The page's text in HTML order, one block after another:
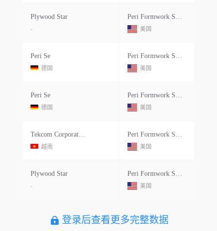
Plywood Star
-
Peri Formwork Systems Inc
美国
Peri Se
德国
Peri Formwork Systems Inc
美国
Peri Se
德国
Peri Formwork Systems Inc
美国
Tekcom Corporation
越南
Peri Formwork Systems Inc
美国
Plywood Star
-
Peri Formwork Systems Inc
美国
登录后查看更多完整数据